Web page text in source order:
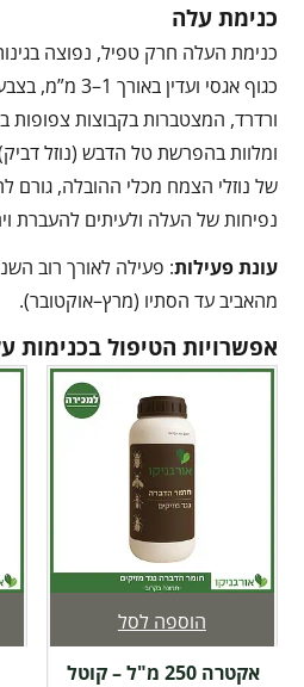
כנימת עלה
כנימת העלה חרק טפיל, נפוצה
כגוף אגסי ועדין
ורדרד, המצטברות בקבוצות צפופות
ומלוות בהפרשת טל הדבש (נוזל
של נוזלי הצמח מכלי ההובלה, גורם
נפיחות של העלה ולעיתים להעברת
עונת פעילות: פעילה לאורך רוב
מהאביב עד הסתיו (מרץ–אוקטובר).
אפשרויות הטיפול בכנימות
אקטרה 250 מ"ל – קוטל
הוספה לסל